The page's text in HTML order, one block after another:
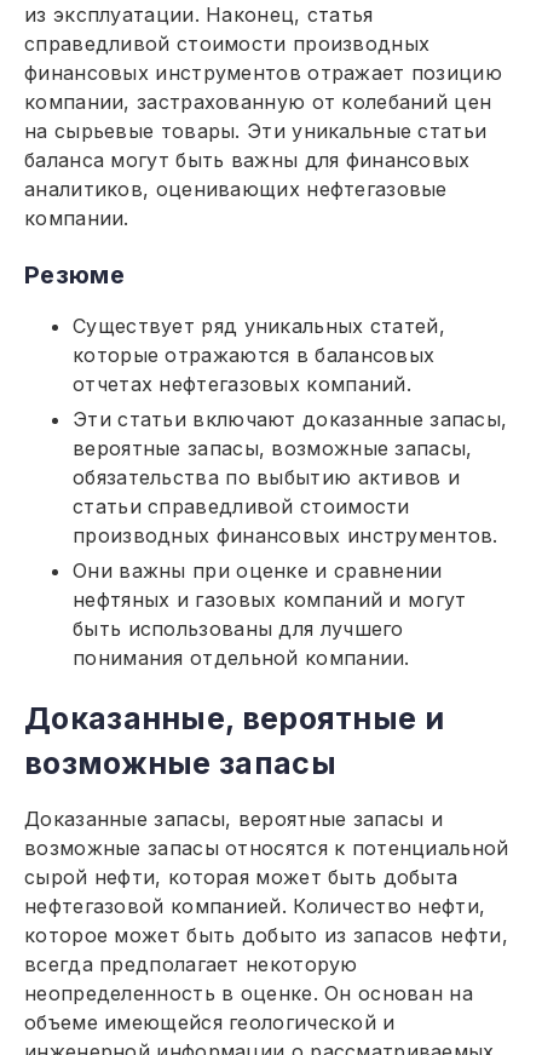
из эксплуатации. Наконец, статья
справедливой стоимости производных
финансовых инструментов отражает позицию
компании, застрахованную от колебаний цен
на сырьевые товары. Эти уникальные статьи
баланса могут быть важны для финансовых
аналитиков, оценивающих нефтегазовые
компании.
Резюме
Существует ряд уникальных статей,
которые отражаются в балансовых
отчетах нефтегазовых компаний.
Эти статьи включают доказанные запасы,
вероятные запасы, возможные запасы,
обязательства по выбытию активов и
статьи справедливой стоимости
производных финансовых инструментов.
Они важны при оценке и сравнении
нефтяных и газовых компаний и могут
быть использованы для лучшего
понимания отдельной компании.
Доказанные, вероятные и
возможные запасы
Доказанные запасы, вероятные запасы и
возможные запасы относятся к потенциальной
сырой нефти, которая может быть добыта
нефтегазовой компанией. Количество нефти,
которое может быть добыто из запасов нефти,
всегда предполагает некоторую
неопределенность в оценке. Он основан на
объеме имеющейся геологической и